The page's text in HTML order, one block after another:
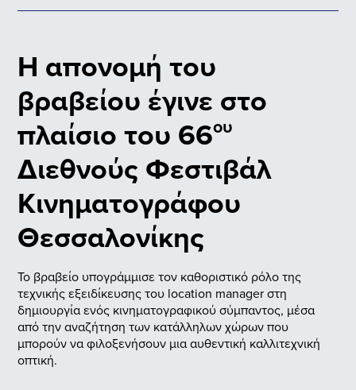
Η απονομή του
βραβείου έγινε στο
πλαίσιο του 66ου
Διεθνούς Φεστιβάλ
Κινηματογράφου
Θεσσαλονίκης
Το βραβείο υπογράμμισε τον καθοριστικό ρόλο της
τεχνικής εξειδίκευσης του location manager στη
δημιουργία ενός κινηματογραφικού σύμπαντος, μέσα
από την αναζήτηση των κατάλληλων χώρων που
μπορούν να φιλοξενήσουν μια αυθεντική καλλιτεχνική
οπτική.